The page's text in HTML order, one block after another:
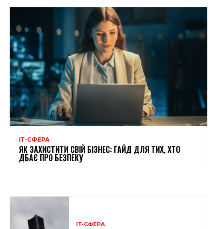
ІТ-СФЕРА
ЯК ЗАХИСТИТИ СВІЙ БІЗНЕС: ГАЙД ДЛЯ ТИХ, ХТО
ДБАЄ ПРО БЕЗПЕКУ
ІТ-СФЕРА